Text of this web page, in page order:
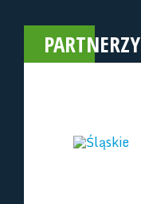
PARTNERZY